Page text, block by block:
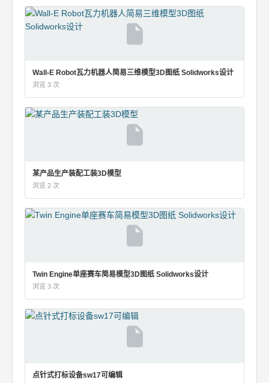
Wall-E Robot瓦力机器人简易三维模型3D图纸 Solidworks设计
浏览 3 次
某产品生产装配工装3D模型
浏览 2 次
Twin Engine单座赛车简易模型3D图纸 Solidworks设计
浏览 3 次
点针式打标设备sw17可编辑